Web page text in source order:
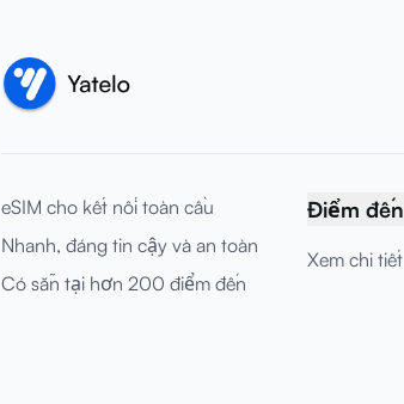
eSIM cho kết nối toàn cầu
Nhanh, đáng tin cậy và an toàn
Có sẵn tại hơn 200 điểm đến
Điểm đến
Xem chi tiết